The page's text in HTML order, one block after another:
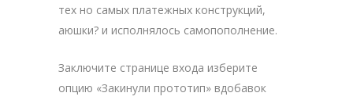
тех но самых платежных конструкций,
аюшки? и исполнялось самопополнение.
Заключите странице входа изберите
опцию «Закинули прототип» вдобавок